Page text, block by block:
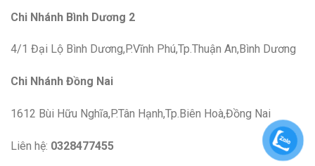
Chi Nhánh Bình Dương 2
4/1 Đại Lộ Bình Dương,P.Vĩnh Phú,Tp.Thuận An,Bình Dương
Chi Nhánh Đồng Nai
1612 Bùi Hữu Nghĩa,P.Tân Hạnh,Tp.Biên Hoà,Đồng Nai
Liên hệ: 0328477455